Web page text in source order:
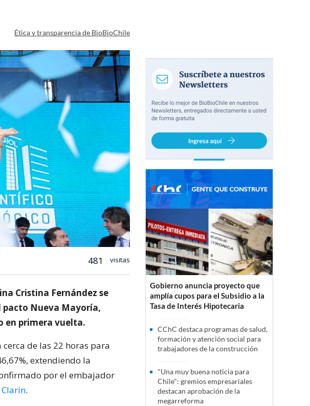
Ética y transparencia de BioBioChile
481 visitas
Cristina Fernández se
Nueva Mayoría,
en primera vuelta.
de las 22 horas para
extendiendo la
por el embajador
Clarín.
Gobierno anuncia proyecto que
amplía cupos para el Subsidio a la
Tasa de Interés Hipotecaria
CChC destaca programas de salud,
formación y atención social para
trabajadores de la construcción
"Una muy buena noticia para
Chile": gremios empresariales
destacan aprobación de la
megarreforma